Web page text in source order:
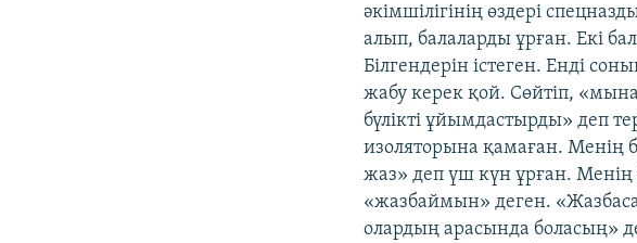
әкімшілігінің өздері
алып, балаларды ұрған. Екі
Білгендерін істеген. Енді
жабу керек қой. Сөйтіп,
бүлікті ұйымдастырды» деп
изоляторына қамаған. Менің
жаз» деп үш күн ұрған. Менің
«жазбаймын» деген.
олардың арасында боласың»